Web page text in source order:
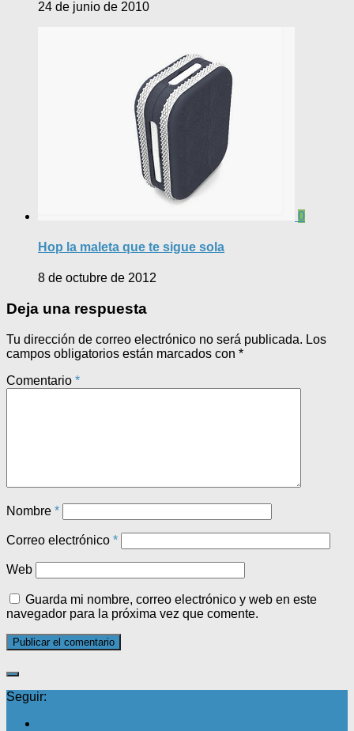
24 de junio de 2010
0
Hop la maleta que te sigue sola
8 de octubre de 2012
Deja una respuesta
Tu dirección de correo electrónico no será publicada. Los
campos obligatorios están marcados con *
Comentario *
Nombre *
Correo electrónico *
Web
Guarda mi nombre, correo electrónico y web en este
navegador para la próxima vez que comente.
Seguir: